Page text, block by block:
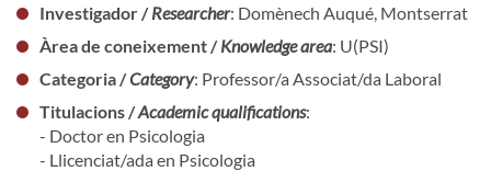
Investigador /Researcher: Domènech Auqué, Montserrat
Àrea de coneixement /Knowledge area: U(PSI)
Categoria /Category: Professor/a Associat/da Laboral
Titulacions /Academic qualifications:
- Doctor en Psicologia
- Llicenciat/ada en Psicologia